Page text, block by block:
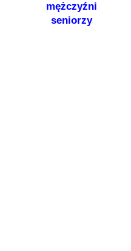
mężczyźni
seniorzy